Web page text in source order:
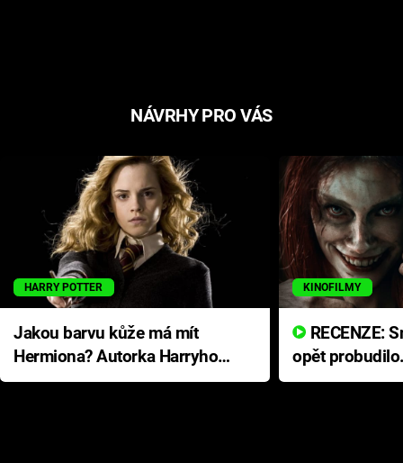
NÁVRHY PRO VÁS
HARRY POTTER
Jakou barvu kůže má mít
Hermiona? Autorka Harryho
Pottera přišla s ráznou
KINOFILMY
opět
přichází s